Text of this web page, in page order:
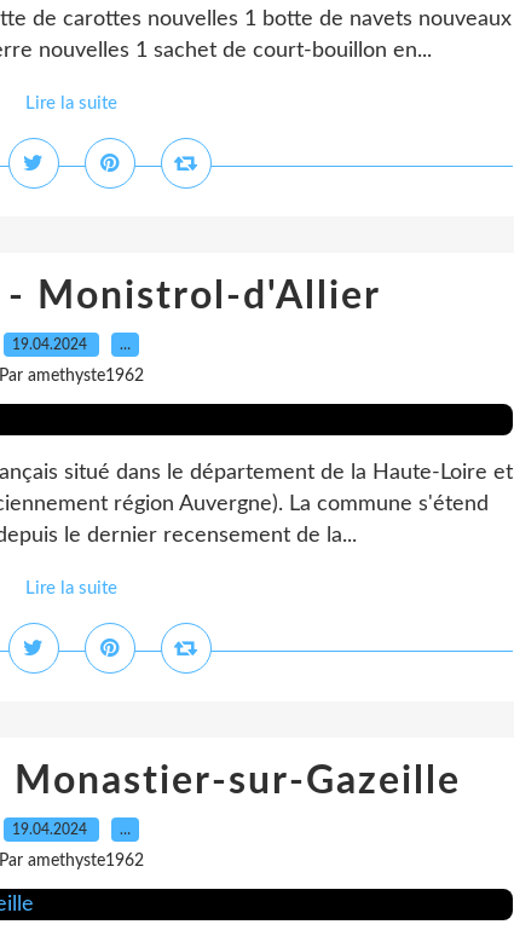
de carottes nouvelles 1 botte de navets nouveaux
nouvelles 1 sachet de court-bouillon en...
Lire la suite
- Monistrol-d'Allier
19.04.2024 …
Par amethyste1962
situé dans le département de la Haute-Loire et
région Auvergne). La commune s'étend
le dernier recensement de la...
Lire la suite
Monastier-sur-Gazeille
19.04.2024 …
Par amethyste1962